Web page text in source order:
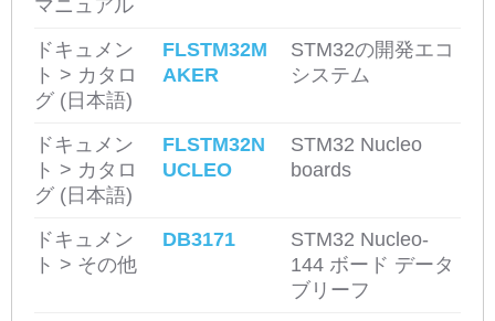
マニュアル
ドキュメン
ト > カタロ
グ (日本語)
FLSTM32M
AKER
STM32の開発エコ
システム
ドキュメン
ト > カタロ
グ (日本語)
FLSTM32N
UCLEO
STM32 Nucleo
boards
ドキュメン
ト > その他
DB3171
STM32 Nucleo-
144 ボード データ
ブリーフ